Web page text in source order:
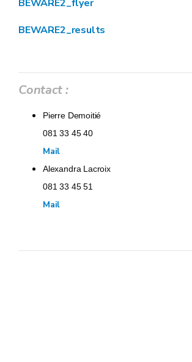
BEWARE2_flyer
BEWARE2_results
Contact :
Pierre Demoitié
081 33 45 40
Mail
Alexandra Lacroix
081 33 45 51
Mail